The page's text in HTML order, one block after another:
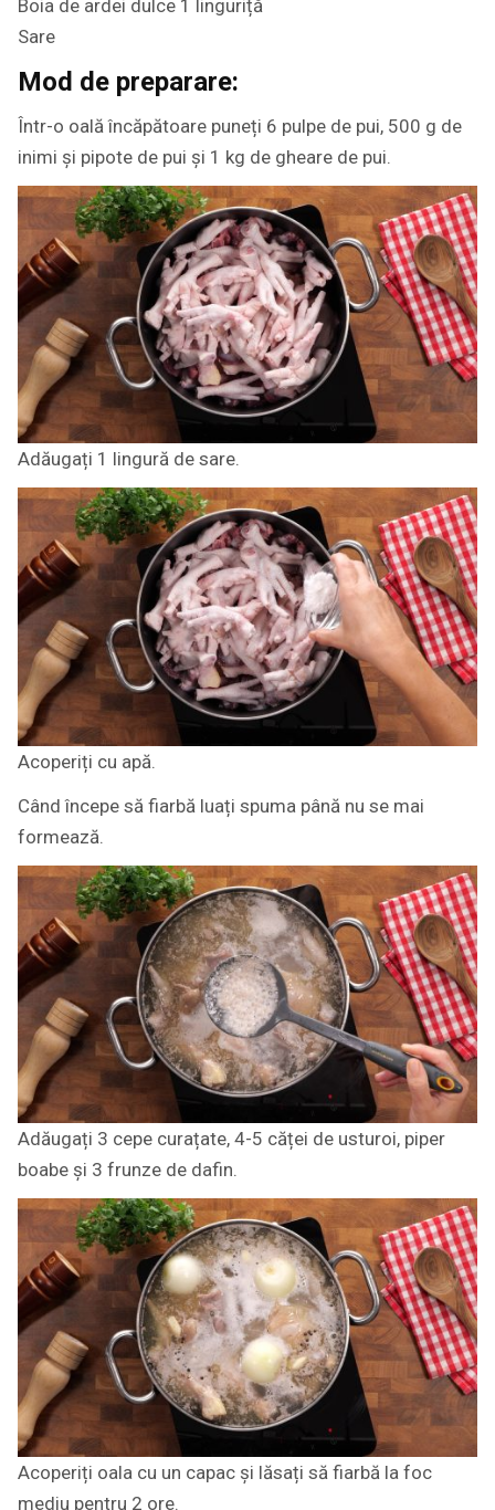
Boia de ardei dulce 1 linguriță
Sare
Mod de preparare:
Într-o oală încăpătoare puneți 6 pulpe de pui, 500 g de
inimi și pipote de pui și 1 kg de gheare de pui.
Adăugați 1 lingură de sare.
Acoperiți cu apă.
Când începe să fiarbă luați spuma până nu se mai
formează.
Adăugați 3 cepe curațate, 4-5 căței de usturoi, piper
boabe și 3 frunze de dafin.
Acoperiți oala cu un capac și lăsați să fiarbă la foc
mediu pentru 2 ore.